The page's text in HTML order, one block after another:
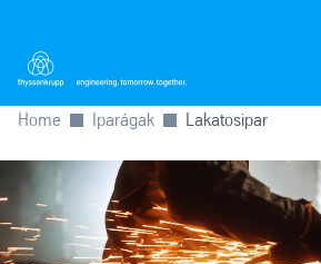
Home Iparágak Lakatosipar